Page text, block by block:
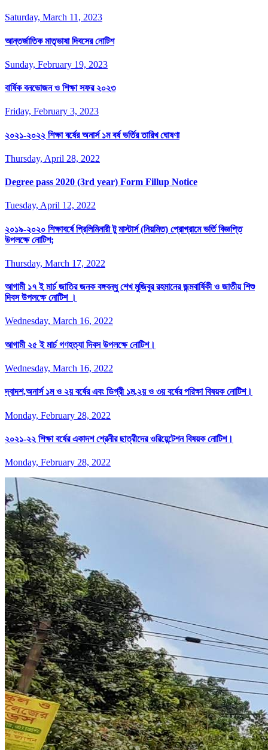
Saturday, March 11, 2023
আন্তর্জাতিক মাতৃভাষা দিবসের নোটিশ
Sunday, February 19, 2023
বার্ষিক বনভোজন ও শিক্ষা সফর ২০২৩
Friday, February 3, 2023
২০২১-২০২২ শিক্ষা বর্ষের অনার্স ১ম বর্ষ ভর্তির তারিখ ঘোষণা
Thursday, April 28, 2022
Degree pass 2020 (3rd year) Form Fillup Notice
Tuesday, April 12, 2022
২০১৯-২০২০ শিক্ষাবর্ষে প্রিলিমিনারী টু মাস্টার্স (নিয়মিত) প্রোগ্রামে ভর্তি বিজ্ঞপ্তি
উপলক্ষে নোটিশ;
Thursday, March 17, 2022
আগামী ১৭ ই মার্চ জাতির জনক বঙ্গবন্ধু শেখ মুজিবুর রহমানের জন্মবার্ষিকী ও জাতীয় শিশু
দিবস উপলক্ষে নোটিশ ।
Wednesday, March 16, 2022
আগামী ২৫ ই মার্চ গণহত্যা দিবস উপলক্ষে নোটিশ।
Wednesday, March 16, 2022
দ্বাদশ,অনার্স ১ম ও ২য় বর্ষের এবং ডিগ্রী ১ম,২য় ও ৩য় বর্ষের পরিক্ষা বিষয়ক নোটিশ।
Monday, February 28, 2022
২০২১-২২ শিক্ষা বর্ষের একাদশ শ্রেনীর ছাত্রীদের ওরিয়েন্টেশন বিষয়ক নোটিশ।
Monday, February 28, 2022